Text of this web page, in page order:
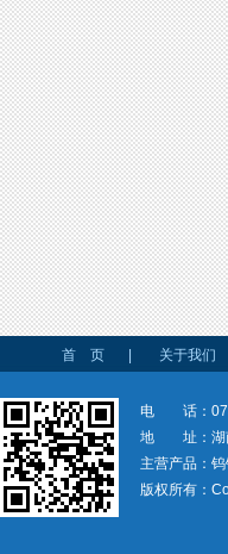
首 页 关于我们
电 话：
地 址：湖南
主营产品：
版权所有：